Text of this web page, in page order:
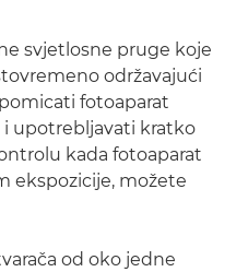
svjetlosne pruge koje
održavajući
fotoaparat
upotrebljavati kratko
kada fotoaparat
ekspozicije, možete
od oko jedne